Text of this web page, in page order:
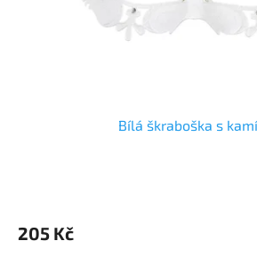
Bílá škraboška s
205 Kč